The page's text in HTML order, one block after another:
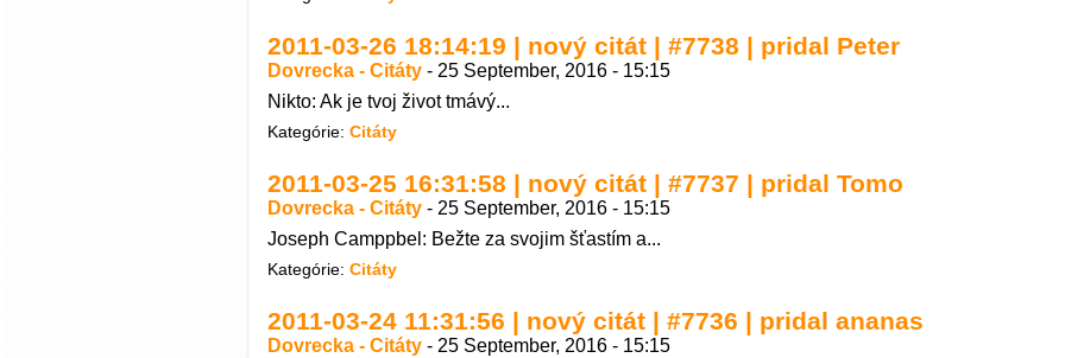
2011-03-26 18:14:19 | nový citát | #7738 | pridal Peter
Dovrecka - Citáty - 25 September, 2016 - 15:15
Nikto: Ak je tvoj život tmávý...
Kategórie: Citáty
2011-03-25 16:31:58 | nový citát | #7737 | pridal Tomo
Dovrecka - Citáty - 25 September, 2016 - 15:15
Joseph Camppbel: Bežte za svojim šťastím a...
Kategórie: Citáty
2011-03-24 11:31:56 | nový citát | #7736 | pridal ananas
Dovrecka - Citáty - 25 September, 2016 - 15:15